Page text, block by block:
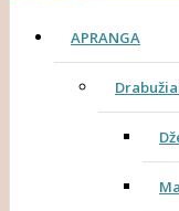
APRANGA